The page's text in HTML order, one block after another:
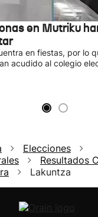
en Mutriku
en fiestas, por lo
acudido al colegio
Elecciones
Resultados
Lakuntza